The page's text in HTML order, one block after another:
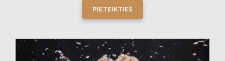
PIETEIKTIES